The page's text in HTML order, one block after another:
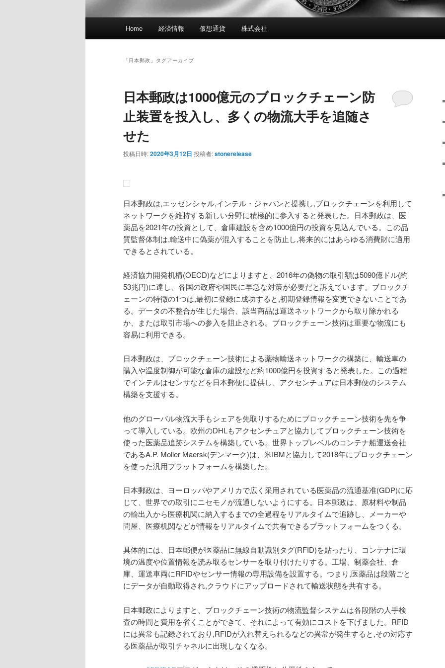
Home 経済情報 仮想通貨 株式会社
「 日本郵政 」タグアーカイブ
日本郵政は1000億元のブロックチェーン防
止装置を投入し、多くの物流大手を追随さ
せた
投稿日時:2020年3月12日 投稿者:stonerelease
日本郵政は,エッセンシャル,インテル・ジャパンと提携し,ブロックチェーンを利用して
ネットワークを維持する新しい分野に積極的に参入すると発表した。日本郵政は、医
薬品を2021年の投資として、倉庫建設を含め1000億円の投資を見込んでいる。この品
質監督体制は,輸送中に偽薬が混入することを防止し,将来的にはあらゆる消費財に適用
できるとされている。
経済協力開発机構(OECD)などによりますと、2016年の偽物の取引額は5090億ドル(約
53兆円)に達し、各国の政府や国民に早急な対策が必要だと訴えています。ブロックチ
ェーンの特徴の1つは,最初に登録に成功すると,初期登録情報を変更できないことであ
る。データの不整合が生じた場合、該当商品は運送ネットワークから取り除かれる
か、または取引市場への参入を阻止される。ブロックチェーン技術は重要な物流にも
容易に利用できる。
日本郵政は、ブロックチェーン技術による薬物輸送ネットワークの構築に、輸送車の
購入や温度制御が可能な倉庫の建設など約1000億円を投資すると発表した。この過程
でインテルはセンサなどを日本郵便に提供し、アクセンチュアは日本郵便のシステム
構築を支援する。
他のグローバル物流大手もシェアを先取りするためにブロックチェーン技術を先を争
って導入している。欧州のDHLもアクセンチュアと協力してブロックチェーン技術を
使った医薬品追跡システムを構築している。世界トップレベルのコンテナ船運送会社
であるA.P. Moller Maersk(デンマーク)は、米IBMと協力して2018年にブロックチェーン
を使った汎用プラットフォームを構築した。
日本郵政は、ヨーロッパやアメリカで広く采用されている医薬品の流通基准(GDP)に応
じて、世界での取引にニセモノが流通しないようにする。日本郵政は、原材料や制品
の輸出入から医療机関に納入するまでの全過程をリアルタイムで追跡し、メーカーや
問屋、医療机関などが情報をリアルタイムで共有できるプラットフォームをつくる。
具体的には、日本郵便が医薬品に無線自動識別タグ(RFID)を貼ったり、コンテナに環
境の温度や位置情報を読み取るセンサーを取り付けたりする。工場、制薬会社、倉
庫、運送車両にRFIDやセンサー情報の専用設備を設置する。つまり,医薬品は段階ごと
にデータが自動取得され,クラウドにアップロードされて輸送状態を共有する。
日本郵政によりますと、ブロックチェーン技術の物流監督システムは各段階の人手検
査の時間と費用を省くことができて、それによって有効にコストを下げました。RFID
には異常も記録されており,RFIDが入れ替えられるなどの異常が発生すると,その対応す
る医薬品が取引チャネルに出現しなくなる。